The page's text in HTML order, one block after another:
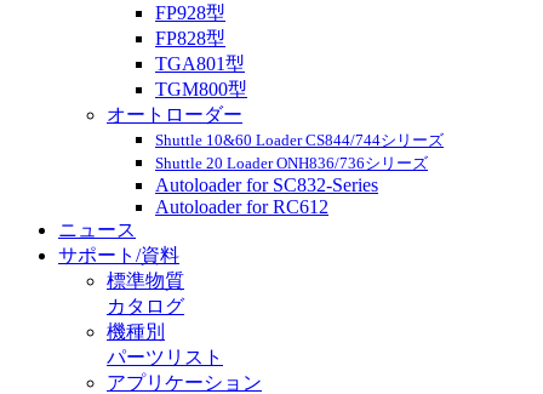
FP928型
FP828型
TGA801型
TGM800型
オートローダー
Shuttle 10&60 Loader CS844/744シリーズ
Shuttle 20 Loader ONH836/736シリーズ
Autoloader for SC832-Series
Autoloader for RC612
ニュース
サポート/資料
標準物質
カタログ
機種別
パーツリスト
アプリケーション